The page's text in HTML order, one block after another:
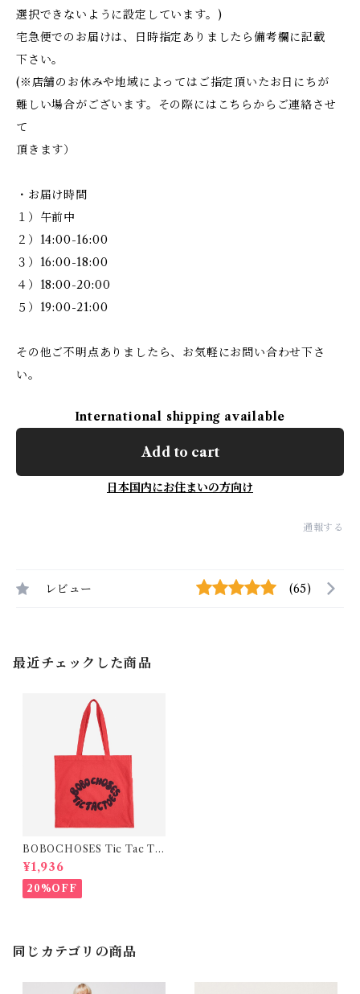
選択できないように設定しています。)
宅急便でのお届けは、日時指定ありましたら備考欄に記載
下さい。
(※店舗のお休みや地域によってはご指定頂いたお日にちが
難しい場合がございます。その際にはこちらからご連絡させ
て
頂きます）
・お届け時間
１）午前中
２）14:00-16:00
３）16:00-18:00
４）18:00-20:00
５）19:00-21:00
その他ご不明点ありましたら、お気軽にお問い合わせ下さ
い。
International shipping available
Add to cart
日本国内にお住まいの方向け
通報する
レビュー (65)
最近チェックした商品
BOBOCHOSES Tic Tac To
e ToteBag
¥1,936
20%OFF
同じカテゴリの商品